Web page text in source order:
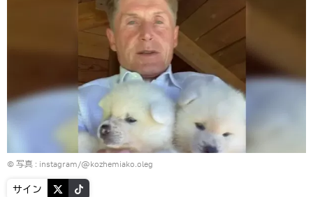
© 写真 : instagram/@kozhemiako.oleg
サイン